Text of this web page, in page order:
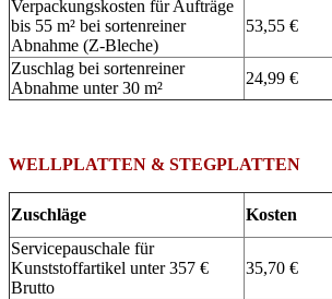
Verpackungskosten für Aufträge
bis 55 m² bei sortenreiner
Abnahme (Z-Bleche)
53,55 €
Zuschlag bei sortenreiner
Abnahme unter 30 m²
24,99 €
WELLPLATTEN & STEGPLATTEN
Zuschläge
Kosten
Servicepauschale für
Kunststoffartikel unter 357 €
Brutto
35,70 €